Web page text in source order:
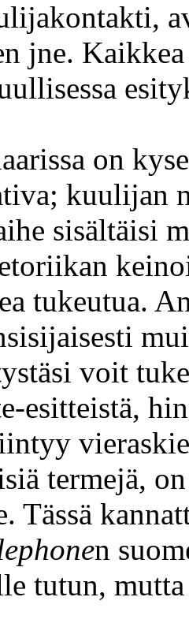
jne.
on
kuulijan
sisältäisi
tukeutua.
voit
esitteistä,
termejä,
n
tutun,